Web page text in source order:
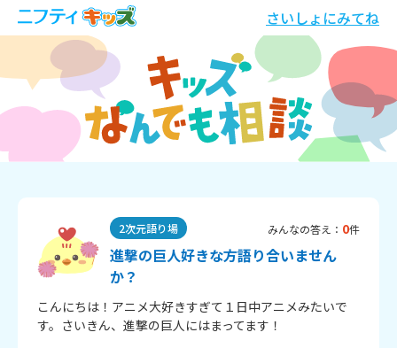
さいしょにみてね
2次元語り場 みんなの答え： 0件
進撃の巨人好きな方語り合いません
か？
こんにちは！アニメ大好きすぎて１日中アニメみたいで
す。さいきん、進撃の巨人にはまってます！